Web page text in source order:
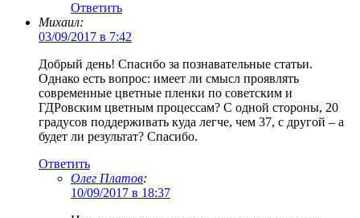
Ответить
Михаил:
03/09/2017 в 7:42
Добрый день! Спасибо за познавательные статьи.
Однако есть вопрос: имеет ли смысл проявлять
современные цветные пленки по советским и
ГДРовским цветным процессам? С одной стороны, 20
градусов поддерживать куда легче, чем 37, с другой – а
будет ли результат? Спасибо.
Ответить
Олег Платов:
10/09/2017 в 18:37